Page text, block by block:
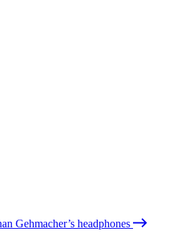
Gehmacher’s headphones